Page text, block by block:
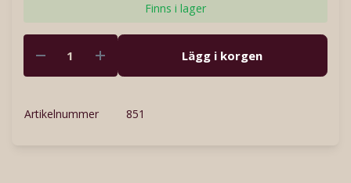
Finns i lager
Lägg i korgen
Artikelnummer 851